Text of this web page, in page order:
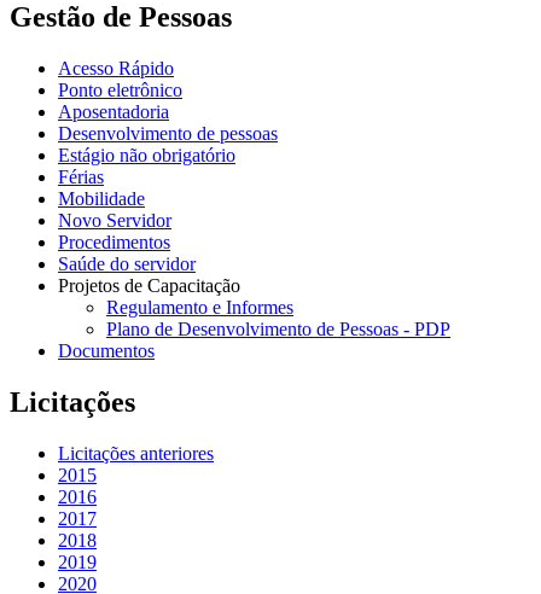
Gestão de Pessoas
Acesso Rápido
Ponto eletrônico
Aposentadoria
Desenvolvimento de pessoas
Estágio não obrigatório
Férias
Mobilidade
Novo Servidor
Procedimentos
Saúde do servidor
Projetos de Capacitação
Regulamento e Informes
Plano de Desenvolvimento de Pessoas - PDP
Documentos
Licitações
Licitações anteriores
2015
2016
2017
2018
2019
2020